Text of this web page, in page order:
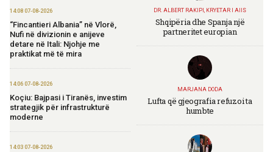
14:08 07-08-2026
“Fincantieri Albania” në Vlorë,
Nufi në divizionin e anijeve
detare në Itali: Njohje me
praktikat më të mira
14:06 07-08-2026
Koçiu: Bajpasi i Tiranës, investim
strategjik për infrastrukturë
moderne
14:03 07-08-2026
DR. ALBERT RAKIPI, KRYETAR I AIIS
Shqipëria dhe Spanja një
partneritet europian
MARJANA DODA
Lufta që gjeografia refuzoi ta
humbte